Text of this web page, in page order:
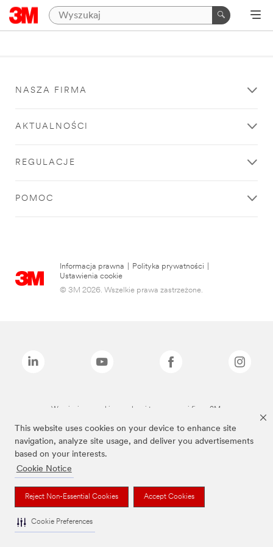
This website uses cookies on your device to enhance site
navigation, analyze site usage, and deliver you advertisements
based on your interests.
Cookie Notice
Reject Non-Essential Cookies Accept Cookies
Cookie Preferences
NASZA FIRMA
AKTUALNOŚCI
REGULACJE
POMOC
Informacja prawna Polityka prywatności
Ustawienia cookie
© 3M 2026. Wszelkie prawa zastrzeżone.
Wymienione marki są znakami towarowymi firmy 3M.